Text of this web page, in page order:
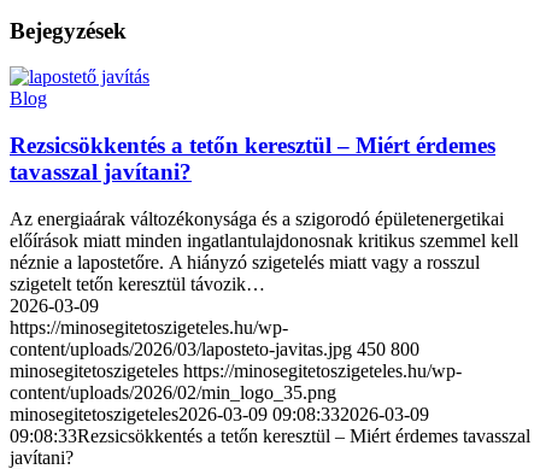
Bejegyzések
Blog
Rezsicsökkentés a tetőn keresztül – Miért érdemes
tavasszal javítani?
Az energiaárak változékonysága és a szigorodó épületenergetikai
előírások miatt minden ingatlantulajdonosnak kritikus szemmel kell
néznie a lapostetőre. A hiányzó szigetelés miatt vagy a rosszul
szigetelt tetőn keresztül távozik…
2026-03-09
https://minosegitetoszigeteles.hu/wp-
content/uploads/2026/03/laposteto-javitas.jpg 450 800
minosegitetoszigeteles https://minosegitetoszigeteles.hu/wp-
content/uploads/2026/02/min_logo_35.png
minosegitetoszigeteles2026-03-09 09:08:332026-03-09
09:08:33Rezsicsökkentés a tetőn keresztül – Miért érdemes tavasszal
javítani?